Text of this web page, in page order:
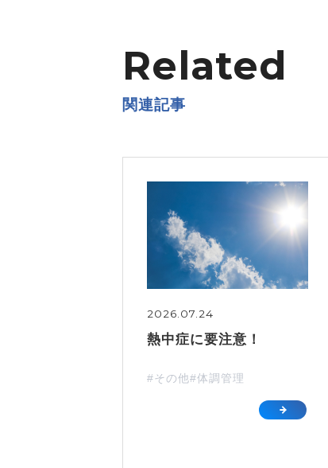
Related
関連記事
2026.07.24
熱中症に要注意！
#その他#体調管理